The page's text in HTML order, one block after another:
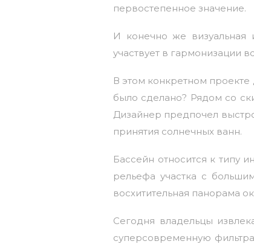
первостепенное значение.
И конечно же визуальная
участвует в гармонизации
В этом конкретном проекте
было сделано? Рядом со
Дизайнер предпочел
принятия солнечных ванн.
Бассейн относится к типу
рельефа участка с
восхитительная панорама
Сегодня владельцы
суперсовременную